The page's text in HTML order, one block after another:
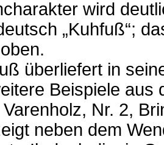
wird
„Kuhfuß“;
überliefert in
Beispiele aus
Nr. 2,
neben dem